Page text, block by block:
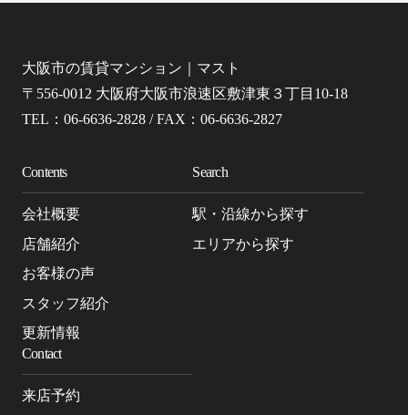
大阪市の賃貸マンション｜マスト
〒556-0012 大阪府大阪市浪速区敷津東３丁目10-18
TEL：06-6636-2828 / FAX：06-6636-2827
Contents
会社概要
店舗紹介
お客様の声
スタッフ紹介
更新情報
Search
駅・沿線から探す
エリアから探す
Contact
来店予約